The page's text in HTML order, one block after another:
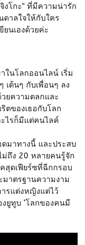
งโกะ" ที่มีความน่ารัก
ดาลใจให้กับใคร
ยนเองด้วยค่ะ
ในโลกออนไลน์ เริ่ม
เต้นๆ กับเพื่อนๆ ลง
ยความตลกและ
ตของเธอกับโลก
ไรก็มีแต่คนไลค์
มาทางนี้ และประสบ
ม่ถึง 20 หลายคนรู้จัก
สุดเฟียร์ซที่ฉีกกรอบ
าตรฐานความงาม
รแต่งหญิงแต่ไว้
ยูทูบ ‘โลกของคนมี